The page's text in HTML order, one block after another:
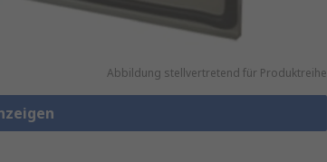
Abbildung stellvertretend für Produktreihe